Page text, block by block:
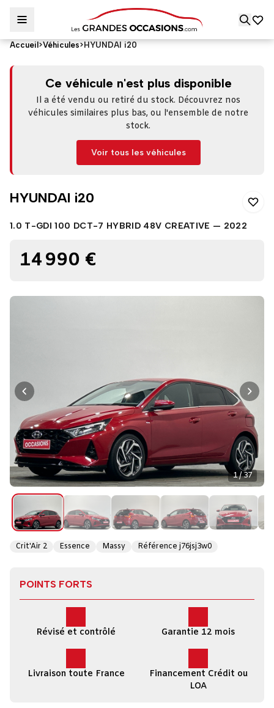
Accueil >Véhicules> HYUNDAI i20
HYUNDAI i20
Ce véhicule n'est plus disponible
Il a été vendu ou retiré du stock. Découvrez nos
véhicules similaires plus bas, ou l'ensemble de notre
stock.
Voir tous les véhicules
HYUNDAI i20
1.0 T-GDI 100 DCT-7 HYBRID 48V CREATIVE — 2022
14 990 €
1 / 37
Crit'Air 2 Essence Massy Référence j76jsj3w0
POINTS FORTS
Révisé et contrôlé Garantie 12 mois
Livraison toute France
Financement Crédit ou
LOA